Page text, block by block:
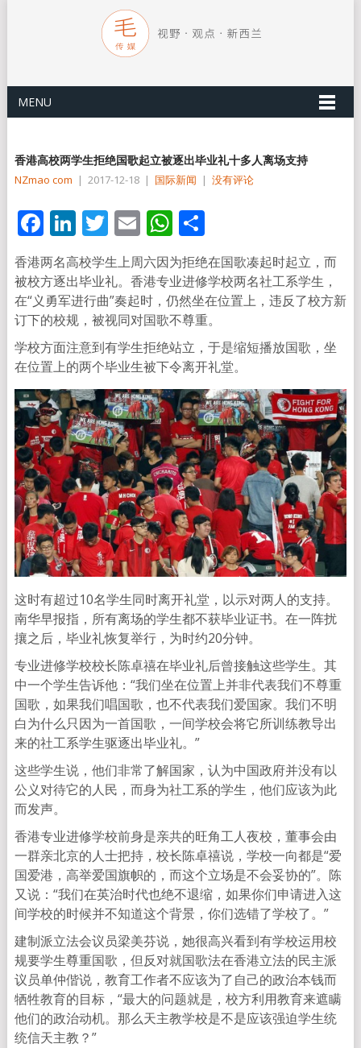
MENU
香港高校两学生拒绝国歌起立被逐出毕业礼十多人离场支持
NZmao com | 2017-12-18 | 国际新闻 | 没有评论
Facebook
LinkedIn
Twitter
EmailWhatsApp
分
享
香港两名高校学生上周六因为拒绝在国歌凑起时起立，而
被校方逐出毕业礼。香港专业进修学校两名社工系学生，
在“义勇军进行曲”奏起时，仍然坐在位置上，违反了校方新
订下的校规，被视同对国歌不尊重。
学校方面注意到有学生拒绝站立，于是缩短播放国歌，坐
在位置上的两个毕业生被下令离开礼堂。
这时有超过10名学生同时离开礼堂，以示对两人的支持。
南华早报指，所有离场的学生都不获毕业证书。在一阵扰
攘之后，毕业礼恢复举行，为时约20分钟。
专业进修学校校长陈卓禧在毕业礼后曾接触这些学生。其
中一个学生告诉他：“我们坐在位置上并非代表我们不尊重
国歌，如果我们唱国歌，也不代表我们爱国家。我们不明
白为什么只因为一首国歌，一间学校会将它所训练教导出
来的社工系学生驱逐出毕业礼。”
这些学生说，他们非常了解国家，认为中国政府并没有以
公义对待它的人民，而身为社工系的学生，他们应该为此
而发声。
香港专业进修学校前身是亲共的旺角工人夜校，董事会由
一群亲北京的人士把持，校长陈卓禧说，学校一向都是“爱
国爱港，高举爱国旗帜的，而这个立场是不会妥协的”。陈
又说：“我们在英治时代也绝不退缩，如果你们申请进入这
间学校的时候并不知道这个背景，你们选错了学校了。”
建制派立法会议员梁美芬说，她很高兴看到有学校运用校
规要学生尊重国歌，但反对就国歌法在香港立法的民主派
议员单仲偕说，教育工作者不应该为了自己的政治本钱而
牺牲教育的目标，“最大的问题就是，校方利用教育来遮瞒
他们的政治动机。那么天主教学校是不是应该强迫学生统
统信天主教？”